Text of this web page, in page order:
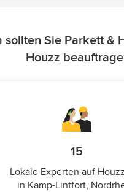
sollten Sie Parkett &
Houzz
15
Lokale Experten auf
in Kamp-Lintfort,